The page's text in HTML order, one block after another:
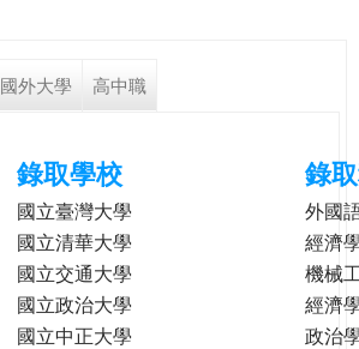
國外大學 高中職
錄取學校 錄
國立臺灣大學
外國
國立清華大學
經濟
國立交通大學
機械
國立政治大學
經濟
國立中正大學
政治